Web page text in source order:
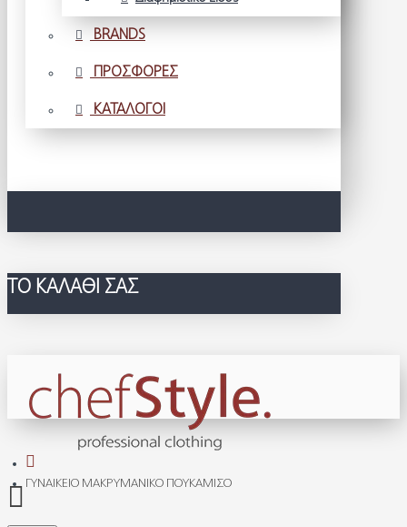
BRANDS
ΠΡΟΣΦΟΡΕΣ
ΚΑΤΑΛΟΓΟΙ
ΤΟ ΚΑΛΆΘΙ ΣΑΣ
ΓΥΝΑΙΚΕΊΟ ΜΑΚΡΥΜΆΝΙΚΟ ΠΟΥΚΆΜΙΣΟ